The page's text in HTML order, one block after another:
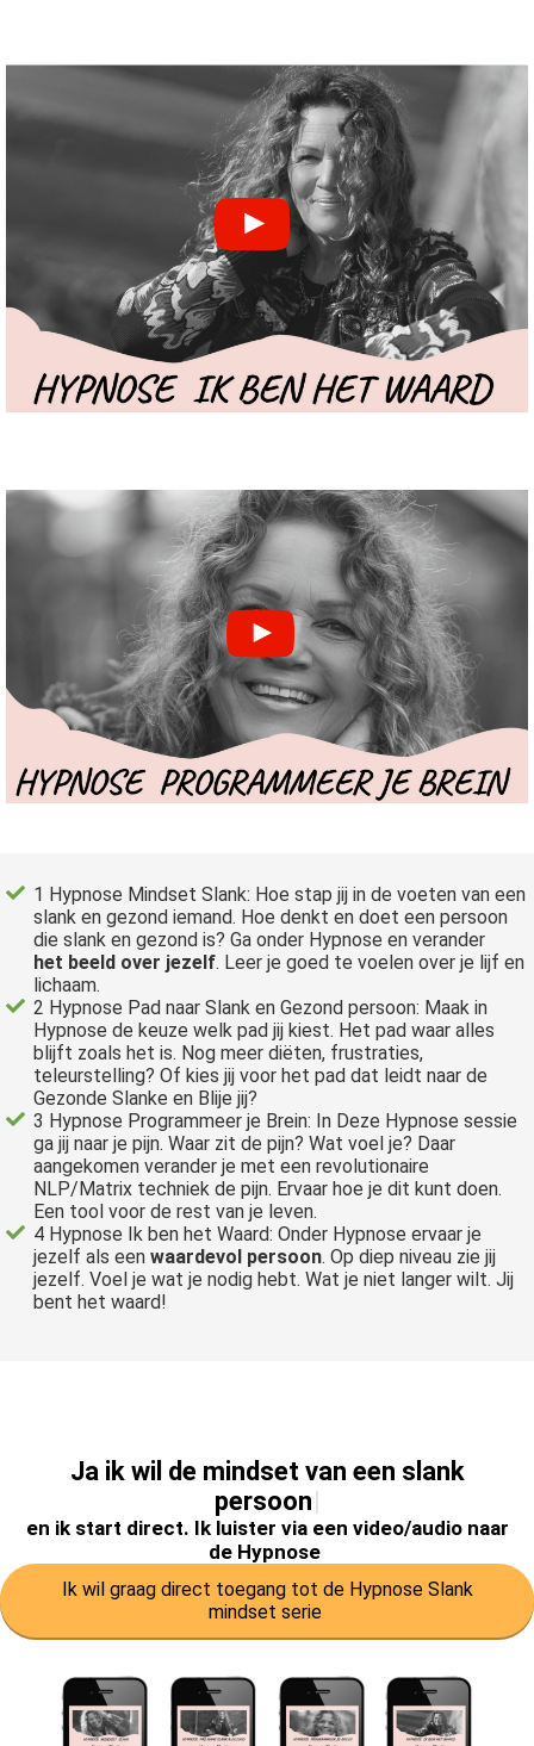
1 Hypnose Mindset Slank: Hoe stap jij in de voeten van een
slank en gezond iemand. Hoe denkt en doet een persoon
die slank en gezond is? Ga onder Hypnose enverander
het beeld over jezelf. Leer je goed te voelen over je lijf en
lichaam.
2 Hypnose Pad naar Slank en Gezond persoon: Maak in
Hypnose de keuze welk pad jij kiest. Het pad waar alles
blijft zoals het is. Nog meer diëten, frustraties,
teleurstelling? Of kies jij voor het pad dat leidt naar de
Gezonde Slanke en Blije jij?
3 Hypnose Programmeer je Brein: In Deze Hypnose sessie
ga jij naar je pijn. Waar zit de pijn? Wat voel je? Daar
aangekomen verander je met een revolutionaire
NLP/Matrix techniek de pijn. Ervaar hoe je dit kunt doen.
Een tool voor de rest van je leven.
4 Hypnose Ik ben het Waard: Onder Hypnose ervaar je
jezelf als eenwaardevol persoon. Op diep niveau zie jij
jezelf. Voel je wat je nodig hebt. Wat je niet langer wilt. Jij
bent het waard!
Ja ik wil de mind set van een s an k
persoon
en ik start direct. Ik luister via een video/audio naar
de Hypnose
Ik wil graag direct toegang tot de Hypnose Slank
mindset serie